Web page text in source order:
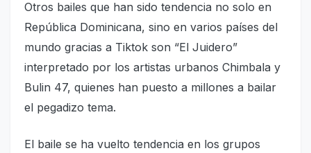
Otros bailes que han si­do tendencia no solo en
Re­pública Dominicana, sino en varios países del
mundo gracias a Tiktok son “El Jui­dero”
interpretado por los artistas urbanos Chimbala y
Bulin 47, quienes han pues­to a millones a bailar
el pe­gadizo tema.
El baile se ha vuelto ten­dencia en los grupos